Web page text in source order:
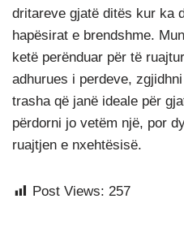
dritareve gjatë ditës kur ka
hapësirat e brendshme.
ketë perënduar për të
adhurues i perdeve,
trasha që janë ideale për
përdorni jo vetëm një, por
ruajtjen e nxehtësisë.
Post Views: 257